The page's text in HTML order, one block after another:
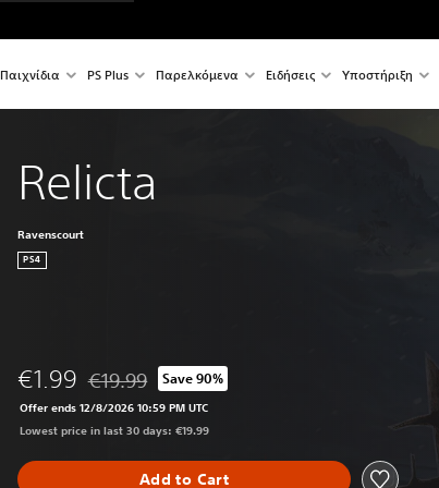
Παιχνίδια PS Plus Παρελκόμενα Ειδήσεις Υποστήριξη
Relicta
Ravenscourt
PS4
€1.99 Discounted from original price of €19.99
€19.99 Save 90%
Offer ends 12/8/2026 10:59 PM UTC
Lowest price in last 30 days: €19.99
Add to Cart